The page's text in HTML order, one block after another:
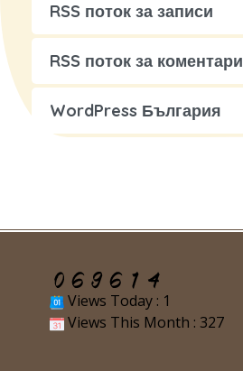
RSS поток за записи
RSS поток за коментари
WordPress България
Views Today : 1
Views This Month : 327